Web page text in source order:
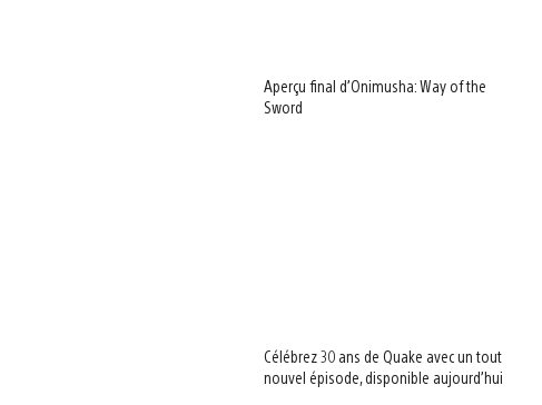
Aperçu final d’Onimusha: Way of the
Sword
Célébrez 30 ans de Quake avec un tout
nouvel épisode, disponible aujourd’hui